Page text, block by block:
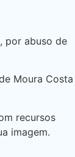
por abuso de
Moura Costa
recursos
imagem.